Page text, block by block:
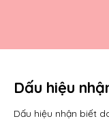
Dấu hiệu
Dấu hiệu nhận biết